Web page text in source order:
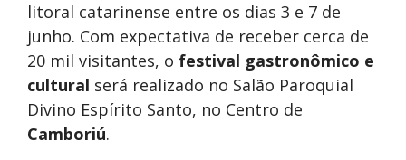
litoral catarinense entre os dias 3 e 7 de
junho. Com expectativa de receber cerca de
20 mil visitantes, o festival gastronômico e
cultural será realizado no Salão Paroquial
Divino Espírito Santo, no Centro de
Camboriú.